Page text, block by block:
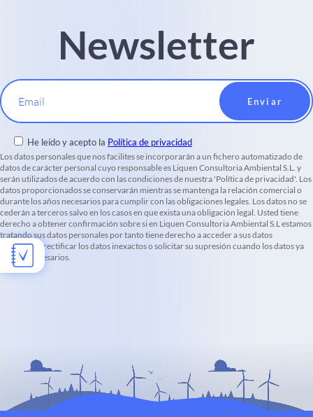
Newsletter
Email
He leído y acepto la Política de privacidad
Los datos personales que nos facilites se incorporarán a un fichero automatizado de
datos de carácter personal cuyo responsable es Liquen Consultoria Ambiental S.L. y
serán utilizados de acuerdo con las condiciones de nuestra 'Política de privacidad'. Los
datos proporcionados se conservarán mientras se mantenga la relación comercial o
durante los años necesarios para cumplir con las obligaciones legales. Los datos no se
cederán a terceros salvo en los casos en que exista una obligación legal. Usted tiene
derecho a obtener confirmación sobre si en Liquen Consultoria Ambiental S.L estamos
tratando sus datos personales por tanto tiene derecho a acceder a sus datos
personales, rectificar los datos inexactos o solicitar su supresión cuando los datos ya
no sean necesarios.